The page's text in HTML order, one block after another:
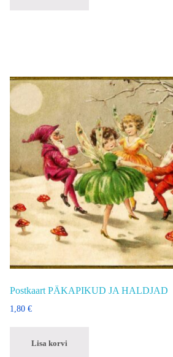
Postkaart PÄKAPIKUD JA HALDJAD
1,80 €
Lisa korvi